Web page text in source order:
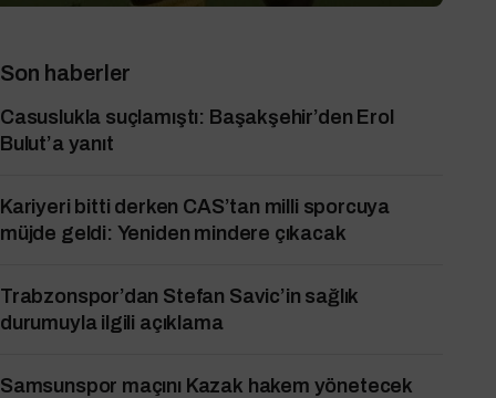
Son haberler
Casuslukla suçlamıştı: Başakşehir’den Erol
Bulut’a yanıt
Kariyeri bitti derken CAS’tan milli sporcuya
müjde geldi: Yeniden mindere çıkacak
Trabzonspor’dan Stefan Savic’in sağlık
durumuyla ilgili açıklama
Samsunspor maçını Kazak hakem yönetecek